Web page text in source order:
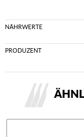
NÄHRWERTE
PRODUZENT